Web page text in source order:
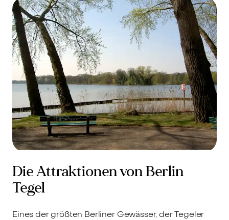
Die Attraktionen von Berlin
Tegel
Eines der größten Berliner Gewässer, der Tegeler